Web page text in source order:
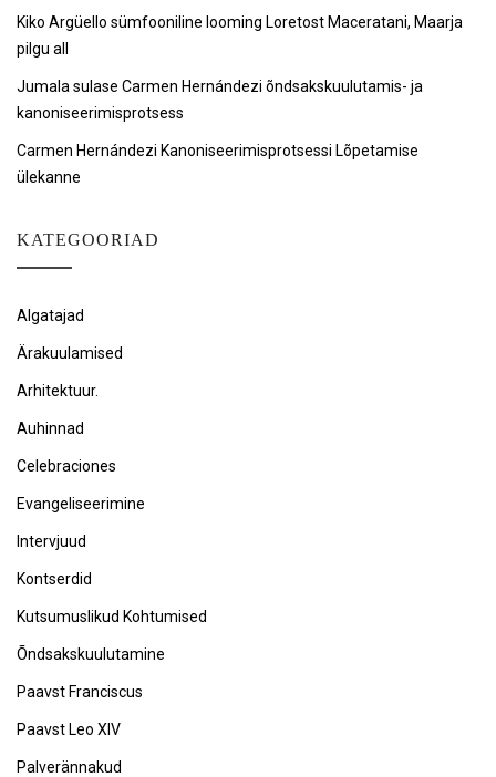
Kiko Argüello sümfooniline looming Loretost Maceratani, Maarja
pilgu all
Jumala sulase Carmen Hernándezi õndsakskuulutamis- ja
kanoniseerimisprotsess
Carmen Hernándezi Kanoniseerimisprotsessi Lõpetamise
ülekanne
KATEGOORIAD
Algatajad
Ärakuulamised
Arhitektuur.
Auhinnad
Celebraciones
Evangeliseerimine
Intervjuud
Kontserdid
Kutsumuslikud Kohtumised
Õndsakskuulutamine
Paavst Franciscus
Paavst Leo XIV
Palverännakud